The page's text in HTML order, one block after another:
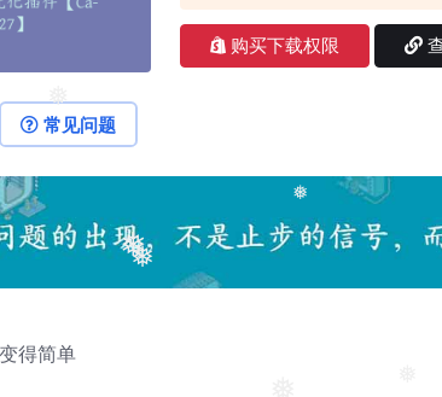
❅
❅
购买下载权限
常见问题
得简单